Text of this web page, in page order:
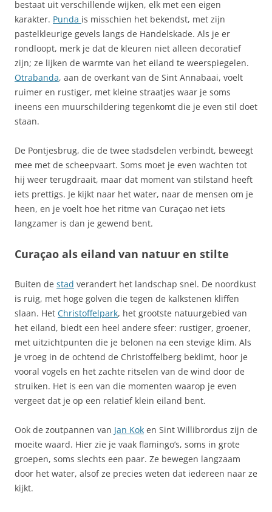
bestaat uit verschillende wijken, elk met een eigen
karakter. Punda is misschien het bekendst, met zijn
pastelkleurige gevels langs de Handelskade. Als je er
rondloopt, merk je dat de kleuren niet alleen decoratief
zijn; ze lijken de warmte van het eiland te weerspiegelen.
Otrabanda, aan de overkant van de Sint Annabaai, voelt
ruimer en rustiger, met kleine straatjes waar je soms
ineens een muurschildering tegenkomt die je even stil doet
staan.
De Pontjesbrug, die de twee stadsdelen verbindt, beweegt
mee met de scheepvaart. Soms moet je even wachten tot
hij weer terugdraait, maar dat moment van stilstand heeft
iets prettigs. Je kijkt naar het water, naar de mensen om je
heen, en je voelt hoe het ritme van Curaçao net iets
langzamer is dan je gewend bent.
Curaçao als eiland van natuur en stilte
Buiten de stad verandert het landschap snel. De noordkust
is ruig, met hoge golven die tegen de kalkstenen kliffen
slaan. Het Christoffelpark, het grootste natuurgebied van
het eiland, biedt een heel andere sfeer: rustiger, groener,
met uitzichtpunten die je belonen na een stevige klim. Als
je vroeg in de ochtend de Christoffelberg beklimt, hoor je
vooral vogels en het zachte ritselen van de wind door de
struiken. Het is een van die momenten waarop je even
vergeet dat je op een relatief klein eiland bent.
Ook de zoutpannen van Jan Kok en Sint Willibrordus zijn de
moeite waard. Hier zie je vaak flamingo’s, soms in grote
groepen, soms slechts een paar. Ze bewegen langzaam
door het water, alsof ze precies weten dat iedereen naar ze
kijkt.